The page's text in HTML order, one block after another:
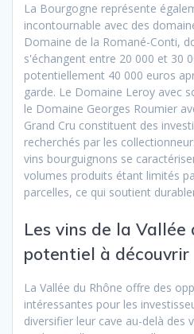
La Bourgogne représente
incontournable avec des
Domaine de la Romané-Conti,
s'échangent entre 20 000 et 30
potentiellement 40 000 euros
garde. Le Domaine Leroy avec
le Domaine Georges Roumier
Grand Cru constituent des
recherchés par les
vins bourguignons se
volumes produits étant limités
parcelles, ce qui soutient
Les vins de la Vallée
potentiel à découvrir
La Vallée du Rhône offre des
intéressantes pour les
diversifier leur cave au-delà des